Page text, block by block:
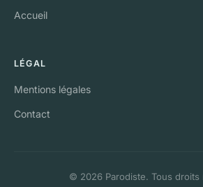
Accueil
LÉGAL
Mentions légales
Contact
© 2026 Parodiste. Tous droits